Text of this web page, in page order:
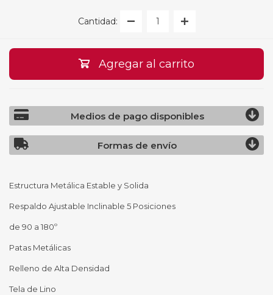
Cantidad:
Agregar al carrito
Medios de pago disponibles
Formas de envío
Estructura Metálica Estable y Solida
Respaldo Ajustable Inclinable 5 Posiciones
de 90 a 180º
Patas Metálicas
Relleno de Alta Densidad
Tela de Lino